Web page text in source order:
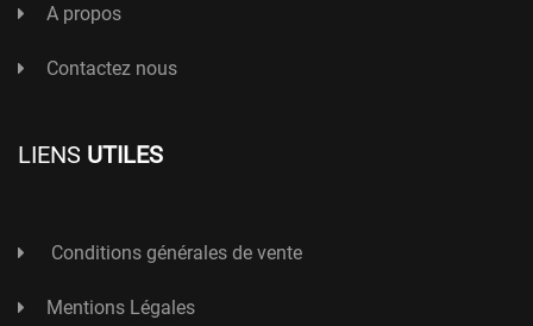
A propos
Contactez nous
LIENS UTILES
Conditions générales de vente
Mentions Légales